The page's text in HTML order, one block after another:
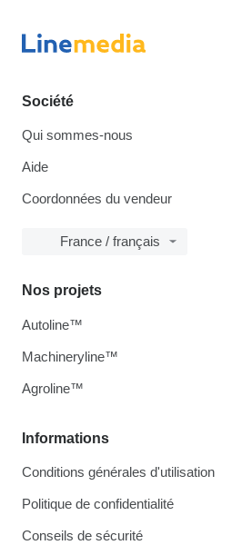
Société
Qui sommes-nous
Aide
Coordonnées du vendeur
France / français
Informations
Conditions générales d'utilisation
Politique de confidentialité
Conseils de sécurité
Nos projets
Autoline™
Machineryline™
Agroline™